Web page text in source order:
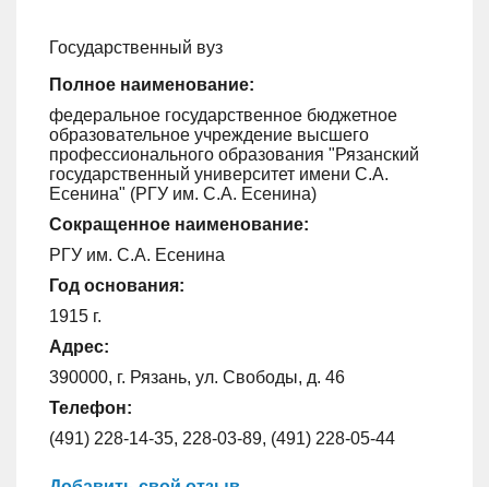
Государственный вуз
Полное наименование:
федеральное государственное бюджетное
образовательное учреждение высшего
профессионального образования "Рязанский
государственный университет имени С.А.
Есенина" (РГУ им. С.А. Есенина)
Сокращенное наименование:
РГУ им. С.А. Есенина
Год основания:
1915 г.
Адрес:
390000, г. Рязань, ул. Свободы, д. 46
Телефон:
(491) 228-14-35, 228-03-89, (491) 228-05-44